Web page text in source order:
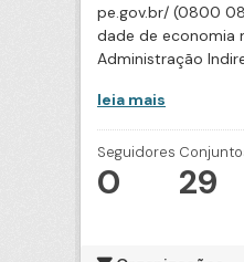
pe.gov.br/ (0800
dade de economia
Administração
leia mais
Seguidores
0 29